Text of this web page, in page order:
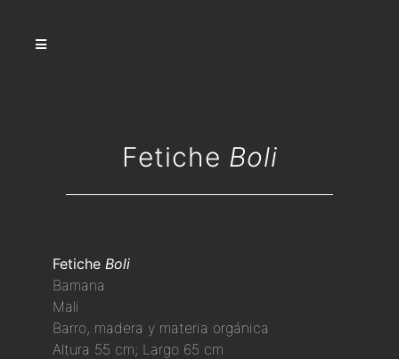
Fetiche Boli
Fetiche Boli
Bamana
Mali
Barro, madera y materia orgánica
Altura 55 cm; Largo 65 cm